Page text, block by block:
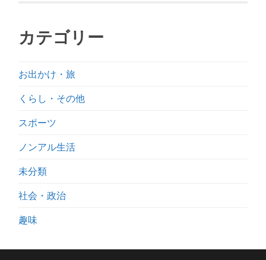
カテゴリー
お出かけ・旅
くらし・その他
スポーツ
ノンアル生活
未分類
社会・政治
趣味